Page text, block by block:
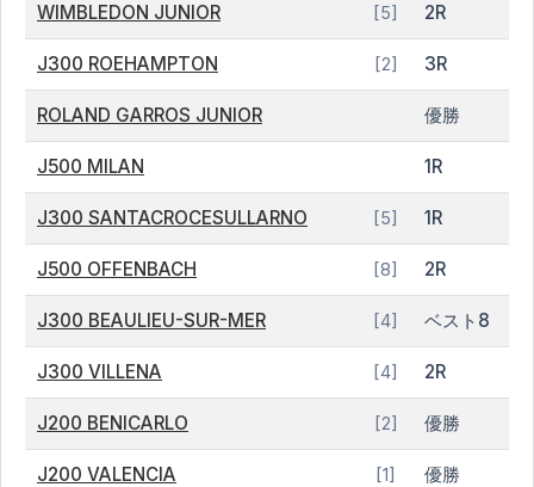
WIMBLEDON JUNIOR [5] 2R
J300 ROEHAMPTON [2] 3R
ROLAND GARROS JUNIOR 優勝
J500 MILAN 1R
J300 SANTACROCESULLARNO [5] 1R
J500 OFFENBACH [8] 2R
J300 BEAULIEU-SUR-MER [4] ベスト8
J300 VILLENA [4] 2R
J200 BENICARLO [2] 優勝
J200 VALENCIA [1] 優勝